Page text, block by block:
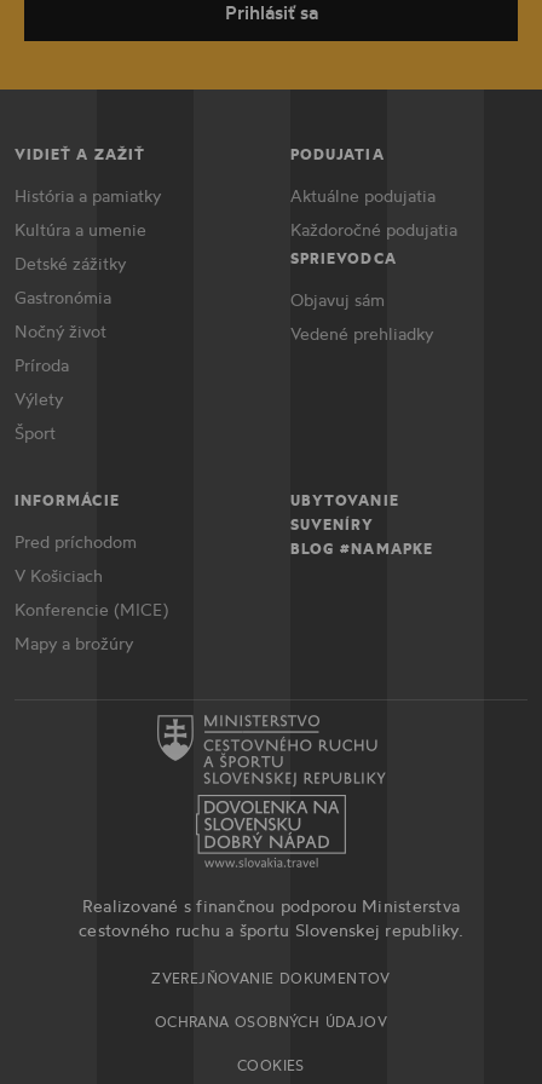
Prihlásiť sa
VIDIEŤ A ZAŽIŤ
História a pamiatky
Kultúra a umenie
Detské zážitky
Gastronómia
Nočný život
Príroda
Výlety
Šport
PODUJATIA
Aktuálne podujatia
Každoročné podujatia
SPRIEVODCA
Objavuj sám
Vedené prehliadky
INFORMÁCIE
Pred príchodom
V Košiciach
Konferencie (MICE)
Mapy a brožúry
UBYTOVANIE
SUVENÍRY
BLOG #NAMAPKE
Realizované s finančnou podporou Ministerstva
cestovného ruchu a športu Slovenskej republiky.
ZVEREJŇOVANIE DOKUMENTOV
OCHRANA OSOBNÝCH ÚDAJOV
COOKIES